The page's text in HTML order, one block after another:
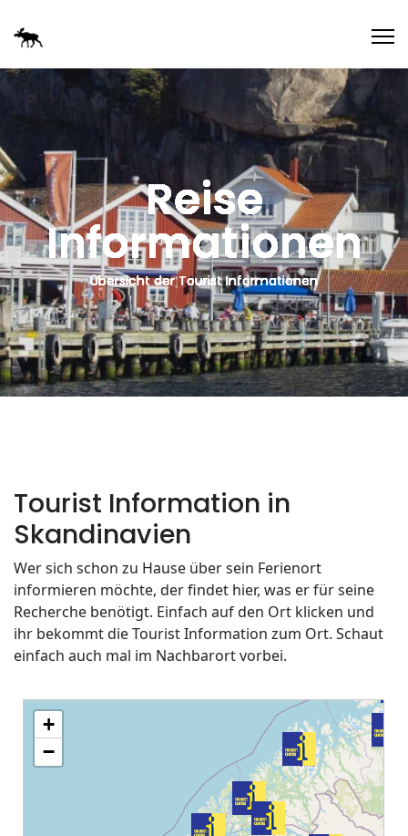
Reise
Informationen
Übersicht der Tourist Informationen
Tourist Information in
Skandinavien
Wer sich schon zu Hause über sein Ferienort
informieren möchte, der findet hier, was er für seine
Recherche benötigt. Einfach auf den Ort klicken und
ihr bekommt die Tourist Information zum Ort. Schaut
einfach auch mal im Nachbarort vorbei.
+
−